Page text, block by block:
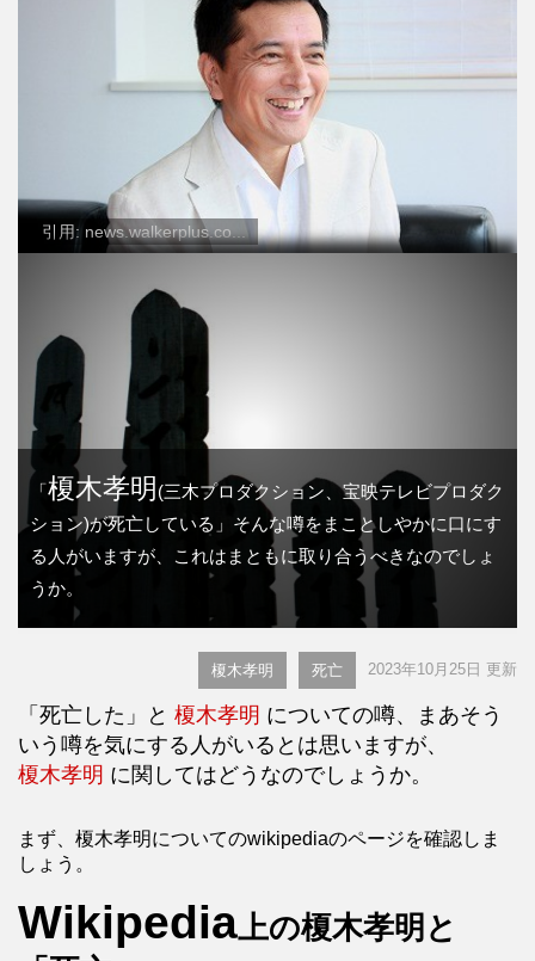
引用: news.walkerplus.co...
「榎木孝明 (三木プロダクション、宝映テレビプロダク
ション)が死亡している」そんな噂をまことしやかに口にす
る人がいますが、これはまともに取り合うべきなのでしょ
うか。
榎木孝明 死亡 2023年10月25日 更新
「死亡した」と 榎木孝明 についての噂、まあそう
いう噂を気にする人がいるとは思いますが、
榎木孝明 に関してはどうなのでしょうか。
まず、榎木孝明についてのwikipediaのページを確認しま
しょう。
Wikipedia上の榎木孝明と